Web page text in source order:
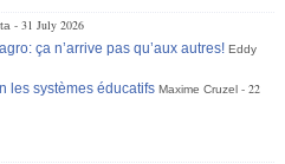
31 July 2026
ça n’arrive pas qu’aux autres! Eddy
les systèmes éducatifs Maxime Cruzel
22